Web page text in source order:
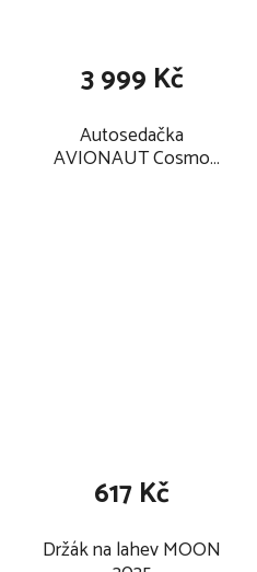
Autosedačka
AVIONAUT Cosmo
3 999 Kč
Držák na lahev MOON
617 Kč